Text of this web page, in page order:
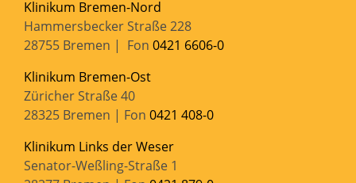
Klinikum Bremen-Nord
Hammersbecker Straße 228
28755 Bremen | Fon 0421 6606-0
Klinikum Bremen-Ost
Züricher Straße 40
28325 Bremen | Fon 0421 408-0
Klinikum Links der Weser
Senator-Weßling-Straße 1